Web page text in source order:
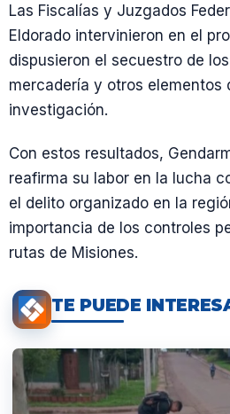
Las Fiscalías y Juzgados
Eldorado intervinieron en el
dispusieron el secuestro de
mercadería y otros elementos
investigación.
Con estos resultados,
reafirma su labor en la lucha
el delito organizado en la
importancia de los controles
rutas de Misiones.
TE PUEDE